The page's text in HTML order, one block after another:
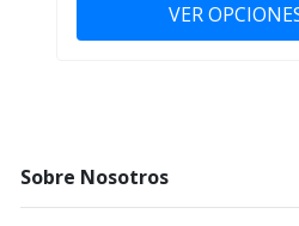
VER
Sobre Nosotros